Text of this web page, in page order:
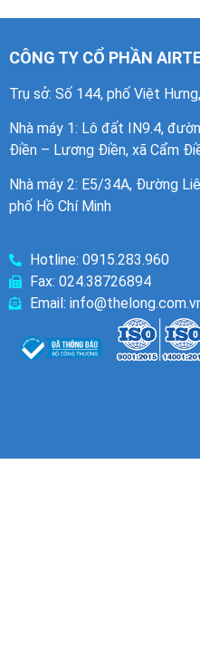
CÔNG TY CỔ PHẦN
Trụ sở: Số 144, phố Việt
Nhà máy 1: Lô đất IN9.4,
Điền – Lương Điền, xã Cẩm
Nhà máy 2: E5/34A, Đường
phố Hồ Chí Minh
Hotline: 0915.283.960
Fax: 024.38726894
Email: